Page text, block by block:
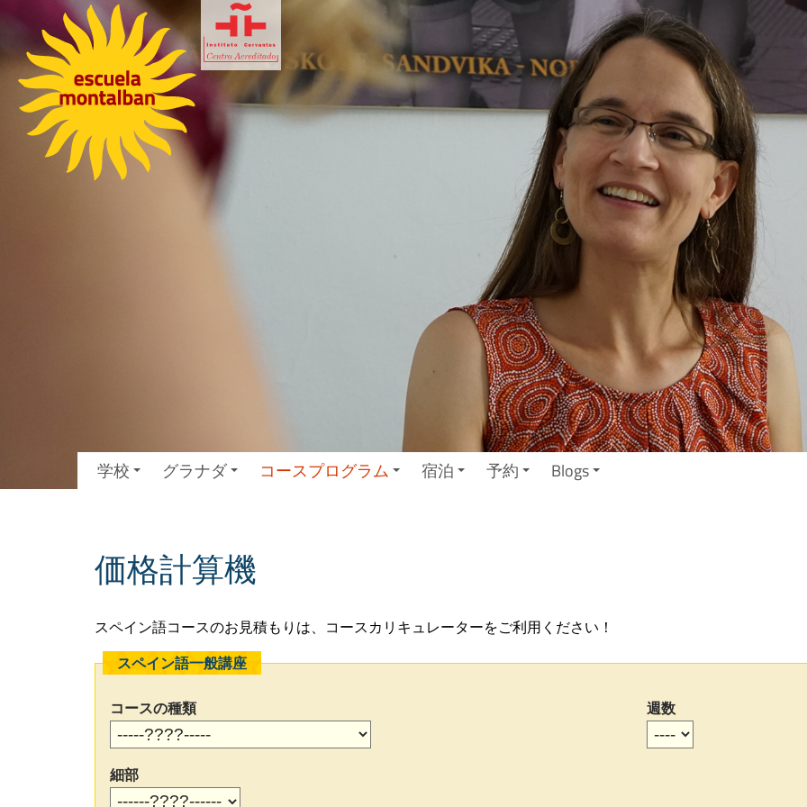
学校 グラナダ コースプログラム 宿泊 予約 Blogs
価格計算機
スペイン語コースのお見積もりは、コースカリキュレーターをご利用ください！
スペイン語一般講座
コースの種類 週数
細部